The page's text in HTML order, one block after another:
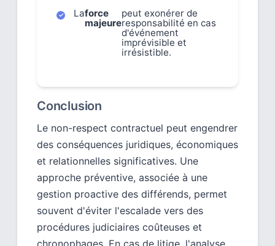
Laforce
majeure
peut exonérer de
responsabilité en cas
d'événement
imprévisible et
irrésistible.
Conclusion
Le non-respect contractuel peut engendrer
des conséquences juridiques, économiques
et relationnelles significatives. Une
approche préventive, associée à une
gestion proactive des différends, permet
souvent d'éviter l'escalade vers des
procédures judiciaires coûteuses et
chronophages. En cas de litige, l'analyse